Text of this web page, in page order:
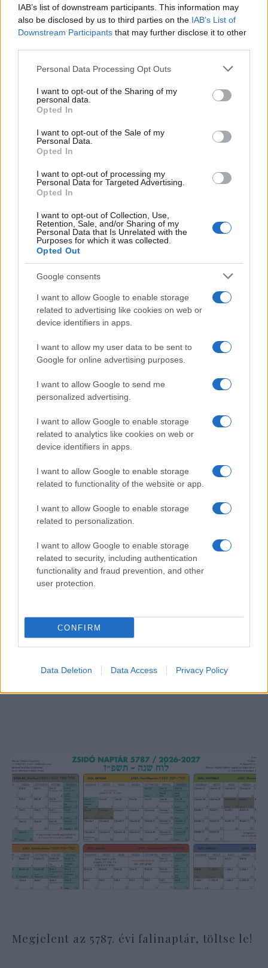
IAB’s list of downstream participants. This information may
also be disclosed by us to third parties on the IAB’s List of
Downstream Participants that may further disclose it to other
Please note that this website/app uses one or more Google
not limited to your visit or usage behaviour. You may click to
grant or deny consent to Google and its third-party tags to
use your data for below specified purposes in below Google
consent section.
Personal Data Processing Opt Outs
I want to opt-out of the Sharing of my
personal data.
Opted In
I want to opt-out of the Sale of my
Personal Data.
Opted In
I want to opt-out of processing my
Personal Data for Targeted Advertising.
Opted In
I want to opt-out of Collection, Use,
Retention, Sale, and/or Sharing of my
Personal Data that Is Unrelated with the
Purposes for which it was collected.
Opted Out
Google consents
I want to allow Google to enable storage
related to advertising like cookies on web or
device identifiers in apps.
I want to allow my user data to be sent to
Google for online advertising purposes.
I want to allow Google to send me
personalized advertising.
I want to allow Google to enable storage
related to analytics like cookies on web or
device identifiers in apps.
I want to allow Google to enable storage
related to functionality of the website or app.
I want to allow Google to enable storage
related to personalization.
I want to allow Google to enable storage
related to security, including authentication
functionality and fraud prevention, and other
user protection.
CONFIRM
Data Deletion Data Access Privacy Policy
védelmi minisztériumot, hogy
oldja fel azt a zárlatot, amelyet
az Izrael által megrendelt 2000
kilós bombákra helyezett
„Egy csomó dolog, amit Izrael
küldte el, most már úton van!”
Trump posztolta a közösségi médiában.
Biden azért állította le a bombák
szállítását Izraelnek, hogy a
novemberi választások előtt a
Demokrata Párt szélsőbaloldali,
antiszemita szárnyát
megnyugtassa.
“A legrosszabbra készülünk” –
rettegnek Trumptól a Nemzetközi
Lesújtva fogadtuk a hírt: meghalt a Rebbe
bizalmasa
Megjelent az 5787. évi falinaptár, töltse le!